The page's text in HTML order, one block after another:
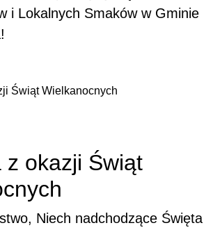
i Lokalnych Smaków w Gminie
z okazji Świąt
Niech nadchodzące Święta